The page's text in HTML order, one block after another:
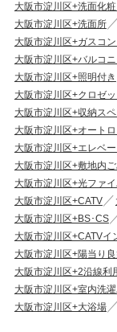
大阪市淀川区+洗面化
大阪市淀川区+洗面所
大阪市淀川区+ガスコン
大阪市淀川区+バルコ
大阪市淀川区+照明付き
大阪市淀川区+クロゼッ
大阪市淀川区+収納ス
大阪市淀川区+オートロ
大阪市淀川区+エレベ
大阪市淀川区+敷地内
大阪市淀川区+光ファ
大阪市淀川区+CATV
大阪市淀川区+BS･CS
大阪市淀川区+CATVイ
大阪市淀川区+陽当り
大阪市淀川区+2沿線利
大阪市淀川区+室内洗
大阪市淀川区+大浴場